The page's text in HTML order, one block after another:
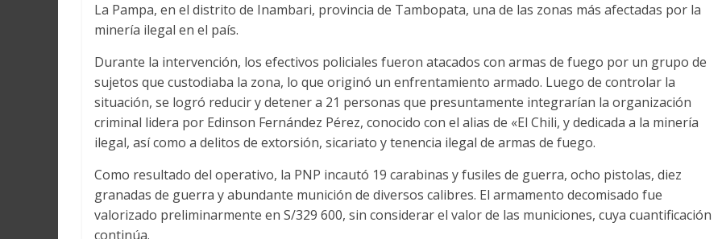
La Pampa, en el distrito de Inambari, provincia de Tambopata, una de las zonas más afectadas por la
minería ilegal en el país.
Durante la intervención, los efectivos policiales fueron atacados con armas de fuego por un grupo de
sujetos que custodiaba la zona, lo que originó un enfrentamiento armado. Luego de controlar la
situación, se logró reducir y detener a 21 personas que presuntamente integrarían la organización
criminal lidera por Edinson Fernández Pérez, conocido con el alias de «El Chili, y dedicada a la minería
ilegal, así como a delitos de extorsión, sicariato y tenencia ilegal de armas de fuego.
Como resultado del operativo, la PNP incautó 19 carabinas y fusiles de guerra, ocho pistolas, diez
granadas de guerra y abundante munición de diversos calibres. El armamento decomisado fue
valorizado preliminarmente en S/329 600, sin considerar el valor de las municiones, cuya cuantificación
continúa.